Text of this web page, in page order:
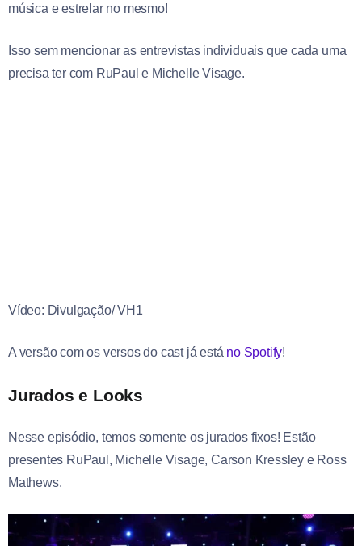
música e estrelar no mesmo!
Isso sem mencionar as entrevistas individuais que cada uma
precisa ter com RuPaul e Michelle Visage.
Vídeo: Divulgação/ VH1
A versão com os versos do cast já está no Spotify!
Jurados e Looks
Nesse episódio, temos somente os jurados fixos! Estão
presentes RuPaul, Michelle Visage, Carson Kressley e Ross
Mathews.